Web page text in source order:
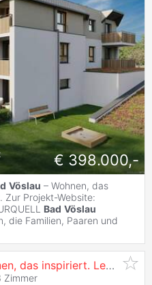
€ 398.000,-
Vöslau – Wohnen, das
Zur Projekt-Website:
Bad Vöslau
die Familien, Paaren und
inspiriert. Leben, das begeistert.
Zimmer